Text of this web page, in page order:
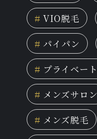
# VIO脱毛
# パイパン
# プライベー
# メンズサロン
# メンズ脱毛